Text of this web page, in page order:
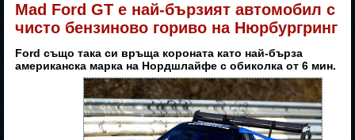
Mad Ford GT е най-бързият автомобил с
чисто бензиново гориво на Нюрбургринг
Ford също така си връща короната като най-бърза
американска марка на Нордшлайфе с обиколка от 6 мин.